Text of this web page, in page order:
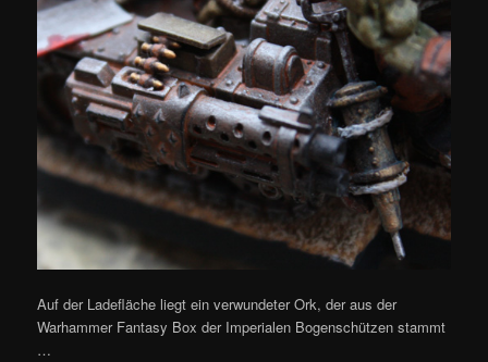
Auf der Ladefläche liegt ein verwundeter Ork, der aus der
Warhammer Fantasy Box der Imperialen Bogenschützen stammt
…